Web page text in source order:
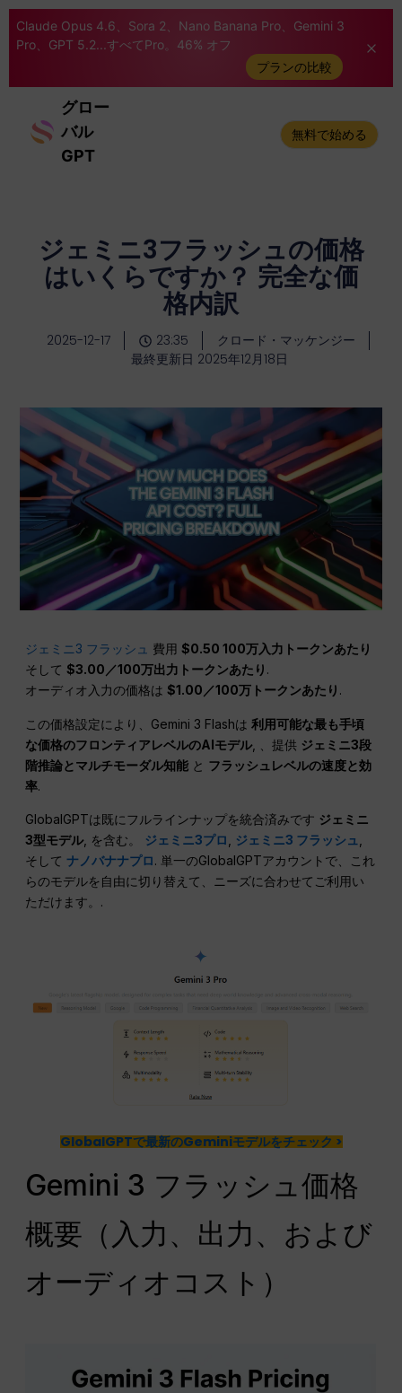
Claude Opus 4.6、Sora 2、Nano Banana Pro、Gemini 3
Pro、GPT 5.2...すべてPro。46% オフ
プランの比較
グロー
バル
GPT
無料で始める
ジェミニ3フラッシュの価格
はいくらですか？ 完全な価
格内訳
2025-12-17 23:35
クロード・マッケンジー
最終更新日 2025年12月18日
ジェミニ3 フラッシュ 費用$0.50 100万入力トークンあたり
そして$3.00／100万出力トークンあたり .
オーディオ入力の価格は$1.00／100万トークンあたり .
この価格設定により、Gemini 3 Flashは利用可能な最も手頃
な価格のフロンティアレベルのAIモデル, 、提供 ジェミニ3段
階推論とマルチモーダル知能 と フラッシュレベルの速度と効
率.
GlobalGPTは既にフルラインナップを統合済みです ジェミニ
3型モデル, を含む。 ジェミニ3プロ ジェミニ3 フラッシュ
そしてナノバナナプロ. 単一のGlobalGPTアカウントで、これ
らのモデルを自由に切り替えて、ニーズに合わせてご利用い
ただけます。.
GlobalGPTで最新のGeminiモデルをチェック >
Gemini 3 フラッシュ価格
概要（入力、出力、および
オーディオコスト）